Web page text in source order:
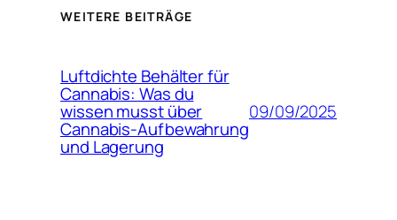
WEITERE BEITRÄGE
Luftdichte Behälter für
Cannabis: Was du
wissen musst über
Cannabis-Aufbewahrung
und Lagerung
09/09/2025